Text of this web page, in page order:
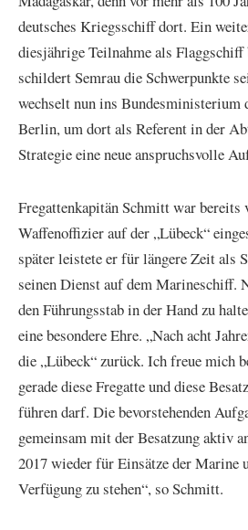
deutsches Kriegsschiff dort. Ein
diesjährige Teilnahme als
schildert Semrau die Schwerpunkte
wechselt nun ins Bundesministerium
Berlin, um dort als Referent in der
Strategie eine neue anspruchsvolle
Fregattenkapitän Schmitt war bereits
Waffenoffizier auf der „Lübeck“
später leistete er für längere Zeit als
seinen Dienst auf dem Marineschiff.
den Führungsstab in der Hand zu
eine besondere Ehre. „Nach acht
die „Lübeck“ zurück. Ich freue mich
gerade diese Fregatte und diese
führen darf. Die bevorstehenden
gemeinsam mit der Besatzung aktiv
2017 wieder für Einsätze der Marine
Verfügung zu stehen“, so Schmitt.